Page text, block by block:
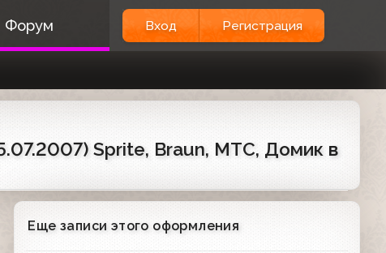
Форум Вход Регистрация
Sprite, Braun, МТС, Домик в
Еще записи этого оформления